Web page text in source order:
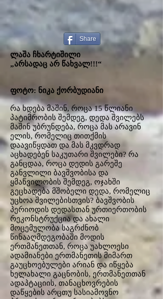
Share
ლაშა ჩხარტიშილი
„არსადაც არ წახვალ!!!“
ფოტო: ნიკა ქორბუდიანი
რა ხდება მაშინ, როცა 15 წლიანი
პატიმრობის შემდეგ, დედა შვილებს
მაშინ უბრუნდება, როცა მას არავინ
ელის, რომელიც თითქმის
დაავიწყდათ და მას მკვდრად
აცხადებენ საკუთარი შვილები? რა
განცდაა, როცა დედის გარეშე
განვლილი ბავშვობისა და
ყმაწვილობის შემდეგ, ოჯახში
გეცხადება მშობელი დედა, რომელიც
უცხოა შვილებისთვის? ბავშვობის
პერიოდის დედასთან ურთიერთობის
რეკონსტრუქცია და ახალი
მოცემულობა საგრძნობ
წინააღმდეგობაში მოდის
ერთმანეთთან, როცა უახლოესი
ადამიანები ერთმანეთის მიმართ
გაუცხოებულები არიან და იწყება
ხელახალი გაცნობის, ერთმანეთთან
ადაპტაციის, თანაცხოვრების
დაწყების არცთუ სასიამოვნო